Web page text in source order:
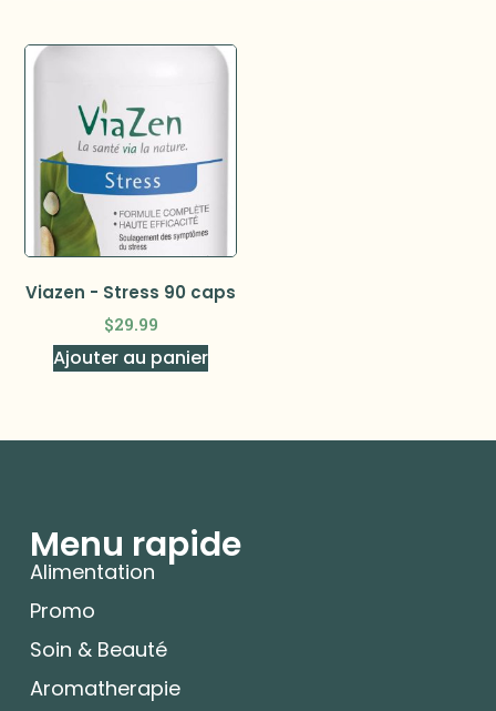
Viazen - Stress 90 caps
$29.99
Ajouter au panier
Menu rapide
Alimentation
Promo
Soin & Beauté
Aromatherapie